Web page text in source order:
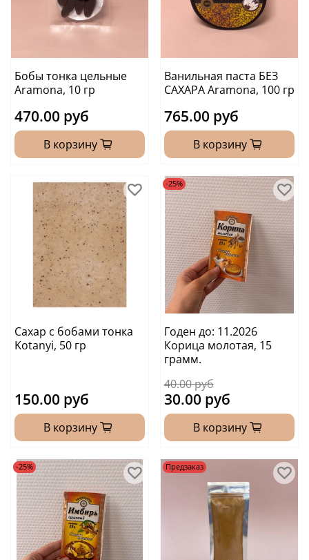
Бобы тонка цельные
Aramona, 10 гр
470.00 руб
В корзину
Ванильная паста БЕЗ
САХАРА Aramona, 100 гр
765.00 руб
В корзину
Сахар с бобами тонка
Kotanyi, 50 гр
150.00 руб
В корзину
-25%
Годен до: 11.2026
Корица молотая, 15
грамм.
40.00 руб
30.00 руб
В корзину
-25% Предзаказ